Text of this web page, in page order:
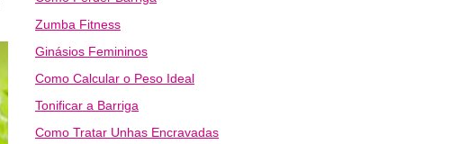
Zumba Fitness
Ginásios Femininos
Como Calcular o Peso Ideal
Tonificar a Barriga
Como Tratar Unhas Encravadas